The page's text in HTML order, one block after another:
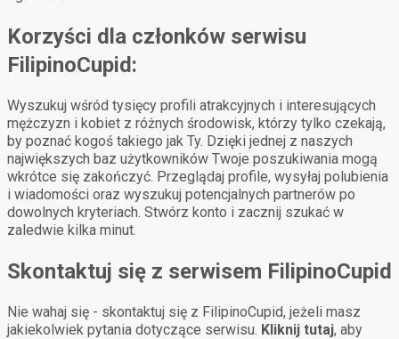
Korzyści dla członków serwisu
FilipinoCupid:
Wyszukuj wśród tysięcy profili atrakcyjnych i interesujących
mężczyzn i kobiet z różnych środowisk, którzy tylko czekają,
by poznać kogoś takiego jak Ty. Dzięki jednej z naszych
największych baz użytkowników Twoje poszukiwania mogą
wkrótce się zakończyć. Przeglądaj profile, wysyłaj polubienia
i wiadomości oraz wyszukuj potencjalnych partnerów po
dowolnych kryteriach. Stwórz konto i zacznij szukać w
zaledwie kilka minut.
Skontaktuj się z serwisem FilipinoCupid
Nie wahaj się - skontaktuj się z FilipinoCupid, jeżeli masz
jakiekolwiek pytania dotyczące serwisu. Kliknij tutaj, aby